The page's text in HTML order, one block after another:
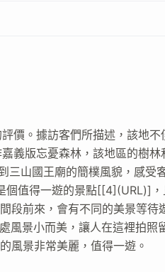
價。據訪客們所描述，該地
義版忘憂森林，該地區的樹
三山國王廟的簡樸風貌，感受
個值得一遊的景點[[4](URL)]
段前來，會有不同的美景等
景小而美，讓人在這裡拍照
風景非常美麗，值得一遊。